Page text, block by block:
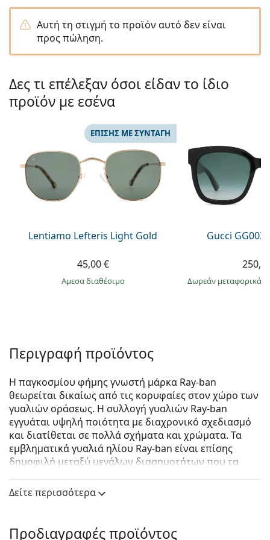
Persol
Prada
Όλες οι μάρκες
Αυτή τη στιγμή το προϊόν αυτό δεν είναι
προς πώληση.
Δες τι επέλεξαν όσοι είδαν το ίδιο
προϊόν με εσένα
Lentiamo Lefteris Light Gold
ΕΠΊΣΗΣ ΜΕ ΣΥΝΤΑΓΉ
45,00 €
άμεσα διαθέσιμο
Gucci
Δωρεάν μεταφορικά
Περιγραφή προϊόντος
Η παγκοσμίου φήμης γνωστή μάρκα Ray-ban
θεωρείται δικαίως από τις κορυφαίες στον χώρο των
γυαλιών οράσεως. Η συλλογή γυαλιών Ray-ban
εγγυάται υψηλή ποιότητα με διαχρονικό σχεδιασμό
και διατίθεται σε πολλά σχήματα και χρώματα. Τα
εμβληματικά γυαλιά ηλίου Ray-ban είναι επίσης
δημοφιλή μεταξύ μεγάλων διασημοτήτων που τα
Ray-Ban The Marshal II RB3648M 923931 52
Δείτε πώς φαίνονται πάνω σας αυτά τα γυαλιά ηλίου
Δείτε περισσότερα
Προδιαγραφές προϊόντος